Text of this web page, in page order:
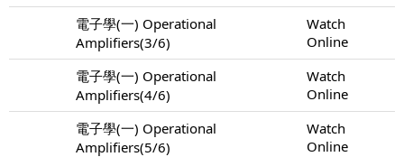
電子學(一) Operational
Amplifiers(3/6)
Watch
Online
電子學(一) Operational
Amplifiers(4/6)
Watch
Online
電子學(一) Operational
Amplifiers(5/6)
Watch
Online